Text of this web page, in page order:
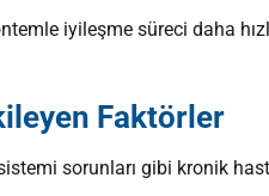
iyileşme süreci daha
Faktörler
sistemi sorunları gibi kronik